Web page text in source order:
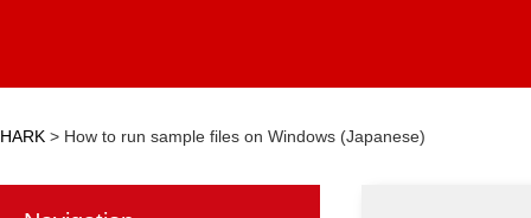
HARK > How to run sample files on Windows (Japanese)